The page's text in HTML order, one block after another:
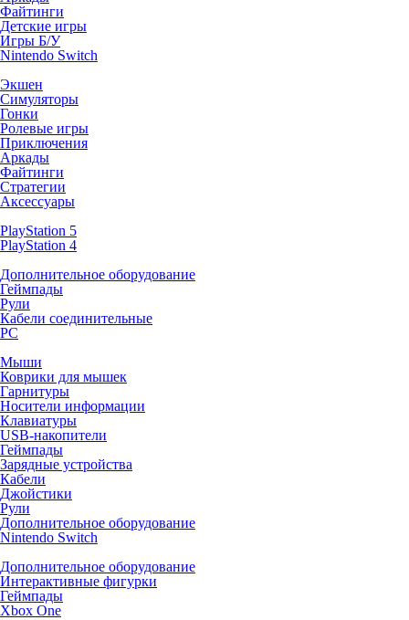
Файтинги
Детские игры
Игры Б/У
Nintendo Switch
Экшен
Симуляторы
Гонки
Ролевые игры
Приключения
Аркады
Файтинги
Стратегии
Аксессуары
PlayStation 5
PlayStation 4
Дополнительное оборудование
Геймпады
Рули
Кабели соединительные
PC
Мыши
Коврики для мышек
Гарнитуры
Носители информации
Клавиатуры
USB-накопители
Геймпады
Зарядные устройства
Кабели
Джойстики
Рули
Дополнительное оборудование
Nintendo Switch
Дополнительное оборудование
Интерактивные фигурки
Геймпады
Xbox One